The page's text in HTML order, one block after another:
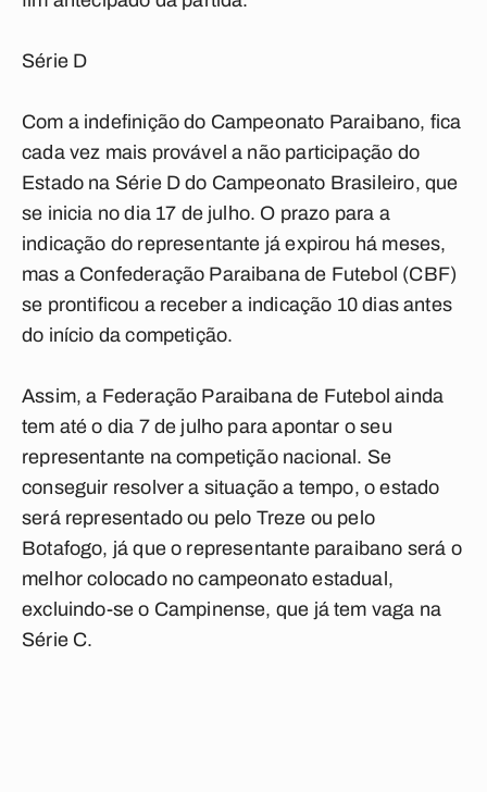
Série D
Com a indefinição do Campeonato Paraibano, fica
cada vez mais provável a não participação do
Estado na Série D do Campeonato Brasileiro, que
se inicia no dia 17 de julho. O prazo para a
indicação do representante já expirou há meses,
mas a Confederação Paraibana de Futebol (CBF)
se prontificou a receber a indicação 10 dias antes
do início da competição.
Assim, a Federação Paraibana de Futebol ainda
tem até o dia 7 de julho para apontar o seu
representante na competição nacional. Se
conseguir resolver a situação a tempo, o estado
será representado ou pelo Treze ou pelo
Botafogo, já que o representante paraibano será o
melhor colocado no campeonato estadual,
excluindo-se o Campinense, que já tem vaga na
Série C.